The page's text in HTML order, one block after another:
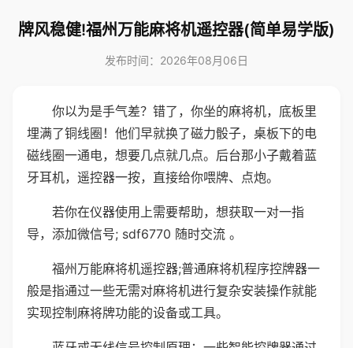
牌风稳健!福州万能麻将机遥控器(简单易学版)
发布时间：2026年08月06日
你以为是手气差？错了，你坐的麻将机，底板里
埋满了铜线圈！他们早就换了磁力骰子，桌板下的电
磁线圈一通电，想要几点就几点。后台那小子戴着蓝
牙耳机，遥控器一按，直接给你喂牌、点炮。
若你在仪器使用上需要帮助，想获取一对一指
导，添加微信号; sdf6770 随时交流 。
福州万能麻将机遥控器;普通麻将机程序控牌器一
般是指通过一些无需对麻将机进行复杂安装操作就能
实现控制麻将牌功能的设备或工具。